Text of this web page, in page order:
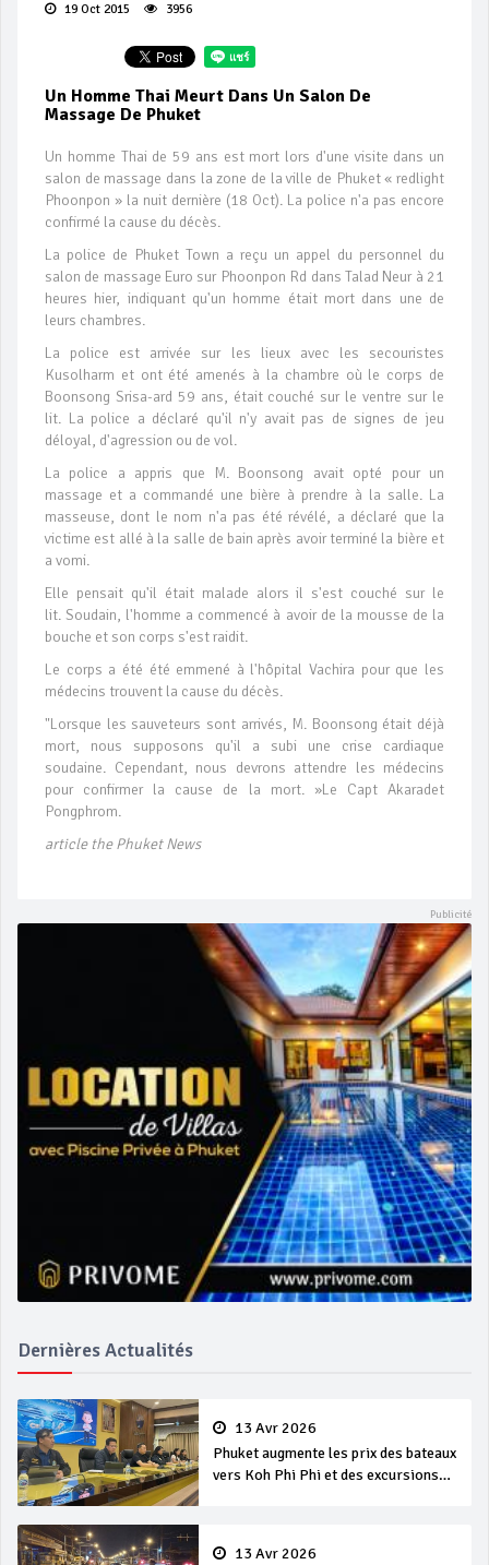
19 Oct 2015 3956
Un Homme Thai Meurt Dans Un Salon De
Massage De Phuket
Un homme Thai de 59 ans est mort lors d'une visite dans un
salon de massage dans la zone de la ville de Phuket « redlight
Phoonpon » la nuit dernière (18 Oct). La police n'a pas encore
confirmé la cause du décès.
La police de Phuket Town a reçu un appel du personnel du
salon de massage Euro sur Phoonpon Rd dans Talad Neur à 21
heures hier, indiquant qu'un homme était mort dans une de
leurs chambres.
La police est arrivée sur les lieux avec les secouristes
Kusolharm et ont été amenés à la chambre où le corps de
Boonsong Srisa-ard 59 ans, était couché sur le ventre sur le
lit. La police a déclaré qu'il n'y avait pas de signes de jeu
déloyal, d'agression ou de vol.
La police a appris que M. Boonsong avait opté pour un
massage et a commandé une bière à prendre à la salle. La
masseuse, dont le nom n'a pas été révélé, a déclaré que la
victime est allé à la salle de bain après avoir terminé la bière et
a vomi.
Elle pensait qu'il était malade alors il s'est couché sur le
lit. Soudain, l'homme a commencé à avoir de la mousse de la
bouche et son corps s'est raidit.
Le corps a été été emmené à l'hôpital Vachira pour que les
médecins trouvent la cause du décès.
"Lorsque les sauveteurs sont arrivés, M. Boonsong était déjà
mort, nous supposons qu'il a subi une crise cardiaque
soudaine. Cependant, nous devrons attendre les médecins
pour confirmer la cause de la mort. »Le Capt Akaradet
Pongphrom.
article the Phuket News
Dernières Actualités
13 Avr 2026
Phuket augmente les prix des bateaux
vers Koh Phi Phi et des excursions
13 Avr 2026